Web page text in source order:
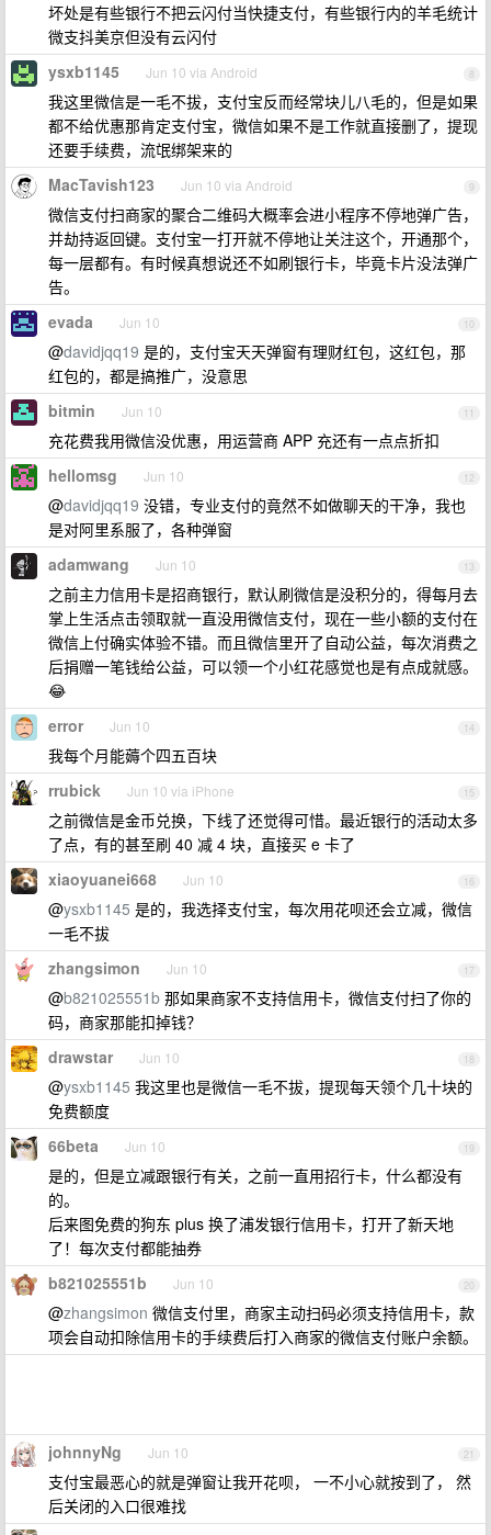
坏处是有些银行不把云闪付当快捷支付，有些银行内的羊毛统计
微支抖美京但没有云闪付
8
ysxb1145 Jun 10 via Android
我这里微信是一毛不拔，支付宝反而经常块儿八毛的，但是如果
都不给优惠那肯定支付宝，微信如果不是工作就直接删了，提现
还要手续费，流氓绑架来的
9
MacTavish123 Jun 10 via Android
微信支付扫商家的聚合二维码大概率会进小程序不停地弹广告，
并劫持返回键。支付宝一打开就不停地让关注这个，开通那个，
每一层都有。有时候真想说还不如刷银行卡，毕竟卡片没法弹广
告。
10
evada Jun 10
@davidjqq19 是的，支付宝天天弹窗有理财红包，这红包，那
红包的，都是搞推广，没意思
11
bitmin Jun 10
充花费我用微信没优惠，用运营商 APP 充还有一点点折扣
12
hellomsg Jun 10
@davidjqq19 没错，专业支付的竟然不如做聊天的干净，我也
是对阿里系服了，各种弹窗
13
adamwang Jun 10
之前主力信用卡是招商银行，默认刷微信是没积分的，得每月去
掌上生活点击领取就一直没用微信支付，现在一些小额的支付在
微信上付确实体验不错。而且微信里开了自动公益，每次消费之
后捐赠一笔钱给公益，可以领一个小红花感觉也是有点成就感。
😂
14
error Jun 10
我每个月能薅个四五百块
15
rrubick Jun 10 via iPhone
之前微信是金币兑换，下线了还觉得可惜。最近银行的活动太多
了点，有的甚至刷 40 减 4 块，直接买 e 卡了
16
xiaoyuanei668 Jun 10
@ysxb1145 是的，我选择支付宝，每次用花呗还会立减，微信
一毛不拔
17
zhangsimon Jun 10
@b821025551b 那如果商家不支持信用卡，微信支付扫了你的
码，商家那能扣掉钱？
18
drawstar Jun 10
@ysxb1145 我这里也是微信一毛不拔，提现每天领个几十块的
免费额度
19
66beta Jun 10
是的，但是立减跟银行有关，之前一直用招行卡，什么都没有
的。
后来图免费的狗东 plus 换了浦发银行信用卡，打开了新天地
了！每次支付都能抽券
20
b821025551b Jun 10
@zhangsimon 微信支付里，商家主动扫码必须支持信用卡，款
项会自动扣除信用卡的手续费后打入商家的微信支付账户余额。
21
johnnyNg Jun 10
支付宝最恶心的就是弹窗让我开花呗， 一不小心就按到了， 然
后关闭的入口很难找